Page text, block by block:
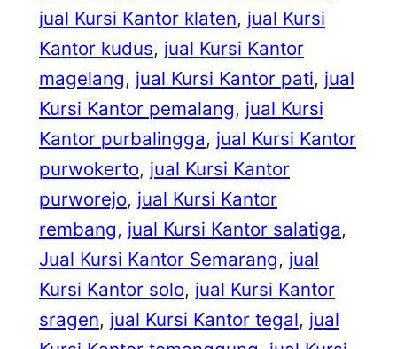
jual Kursi Kantor klaten, jual Kursi
Kantor kudus, jual Kursi Kantor
magelang, jual Kursi Kantor pati, jual
Kursi Kantor pemalang, jual Kursi
Kantor purbalingga, jual Kursi Kantor
purwokerto, jual Kursi Kantor
purworejo, jual Kursi Kantor
rembang, jual Kursi Kantor salatiga
Jual Kursi Kantor Semarang, jual
Kursi Kantor solo, jual Kursi Kantor
sragen, jual Kursi Kantor tegal, jual